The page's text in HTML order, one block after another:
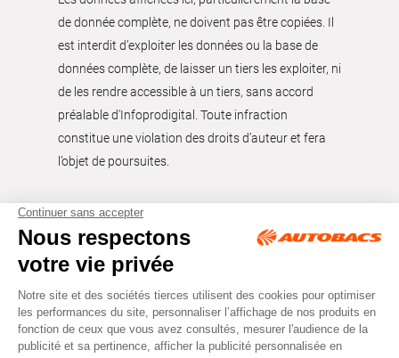
de donnée complète, ne doivent pas être copiées. Il
est interdit d’exploiter les données ou la base de
données complète, de laisser un tiers les exploiter, ni
de les rendre accessible à un tiers, sans accord
préalable d'Infoprodigital. Toute infraction
constitue une violation des droits d’auteur et fera
l’objet de poursuites.
Tous droits réservés © Autobacs